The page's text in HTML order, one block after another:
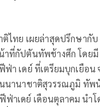
ไทย เผยล่าสุดปรึกษากั
ที่กัปตันทัพช้างศึก โดยมี
า เดย์ ที่เตรียมบุกเยือน
นานาชาติสุวรรณภูมิ ทัพ
าเดย์ เดือนตุลาคม นำโ